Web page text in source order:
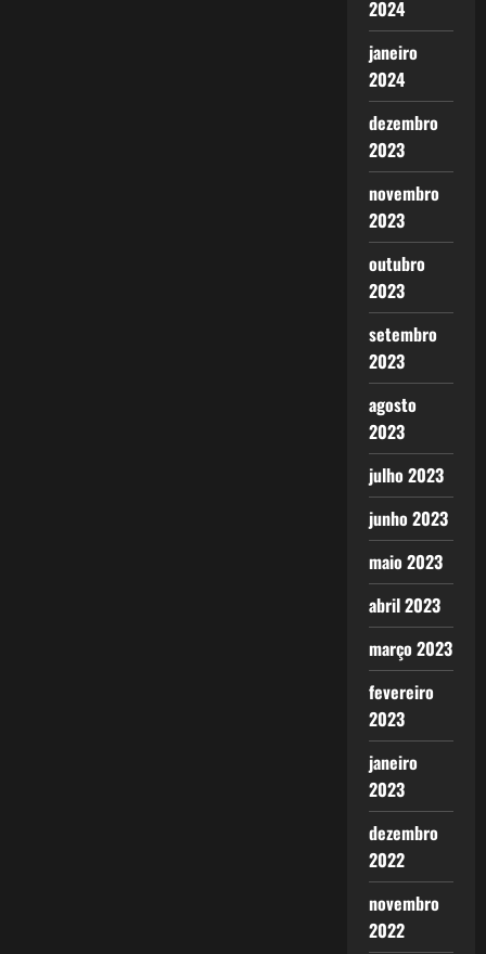
2024
janeiro
2024
dezembro
2023
novembro
2023
outubro
2023
setembro
2023
agosto
2023
julho 2023
junho 2023
maio 2023
abril 2023
março 2023
fevereiro
2023
janeiro
2023
dezembro
2022
novembro
2022